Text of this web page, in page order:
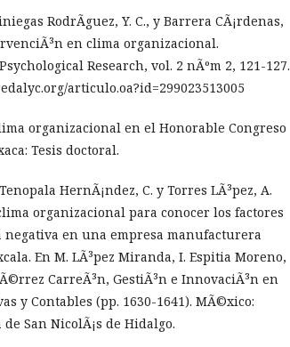
RodrÃ­guez, Y. C., y Barrera CÃ¡rdenas,
en clima organizacional.
Research, vol. 2 nÃºm 2, 121-127.
articulo.oa?id=299023513005
organizacional en el Honorable Congreso
Tesis doctoral.
HernÃ¡ndez, C. y Torres LÃ³pez, A.
organizacional para conocer los factores
en una empresa manufacturera
En M. LÃ³pez Miranda, I. Espitia Moreno,
CarreÃ³n, GestiÃ³n e InnovaciÃ³n en
y Contables (pp. 1630-1641). MÃ©xico:
San NicolÃ¡s de Hidalgo.